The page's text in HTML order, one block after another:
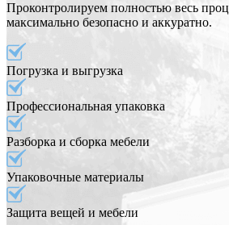
Проконтролируем полностью весь
максимально безопасно и аккуратно.
Погрузка и выгрузка
Профессиональная упаковка
Разборка и сборка мебели
Упаковочные материалы
Защита вещей и мебели